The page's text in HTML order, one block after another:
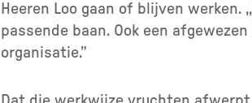
Heeren Loo gaan of blijven
passende baan. Ook een
organisatie.”